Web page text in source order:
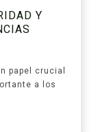
Y
papel crucial
a los